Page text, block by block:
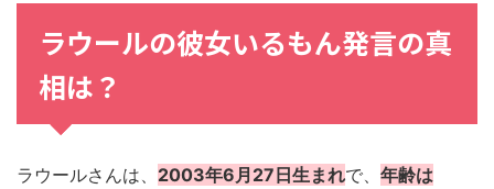
ラウールの彼女いるもん発言の真
相は？
ラウールさんは、 2003年6月27日生まれで、 年齢は